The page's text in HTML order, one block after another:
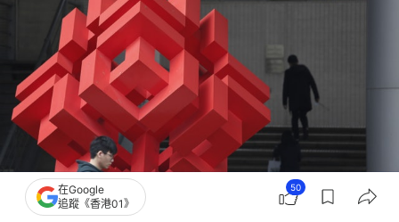
在Google
追蹤《香港01》
50